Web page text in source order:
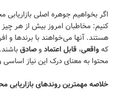
کنیم: مخاطبان امروز بیش از هر چیز
هستند. آنها می‌خواهند با برندها و
کهواقعی،قابل اعتماد وصادق
محتوا به معنای درک این نیاز
خلاصه مهمترین روندهای بازاریابی